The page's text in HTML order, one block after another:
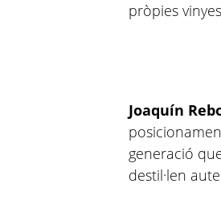
pròpies
Joaquín
generació
destil·len